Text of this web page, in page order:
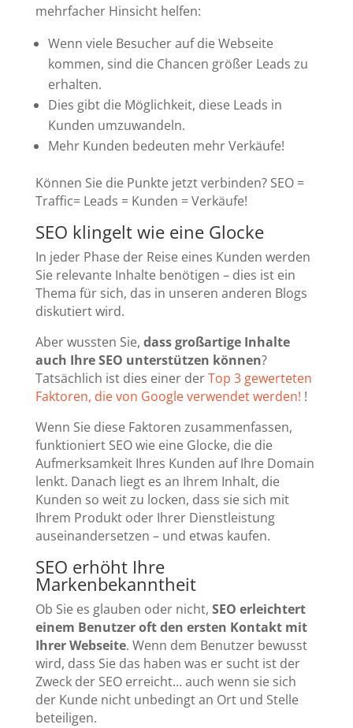
mehrfacher Hinsicht helfen:
Wenn viele Besucher auf die Webseite
kommen, sind die Chancen größer Leads zu
erhalten.
Dies gibt die Möglichkeit, diese Leads in
Kunden umzuwandeln.
Mehr Kunden bedeuten mehr Verkäufe!
Können Sie die Punkte jetzt verbinden? SEO =
Traffic= Leads = Kunden = Verkäufe!
SEO klingelt wie eine Glocke
In jeder Phase der Reise eines Kunden werden
Sie relevante Inhalte benötigen – dies ist ein
Thema für sich, das in unseren anderen Blogs
diskutiert wird.
Aber wussten Sie, dass großartige Inhalte
auch Ihre SEO unterstützen können?
Tatsächlich ist dies einer derTop 3 gewerteten
Faktoren, die von Google verwendet werden! !
Wenn Sie diese Faktoren zusammenfassen,
funktioniert SEO wie eine Glocke, die die
Aufmerksamkeit Ihres Kunden auf Ihre Domain
lenkt. Danach liegt es an Ihrem Inhalt, die
Kunden so weit zu locken, dass sie sich mit
Ihrem Produkt oder Ihrer Dienstleistung
auseinandersetzen – und etwas kaufen.
SEO erhöht Ihre
Markenbekanntheit
Ob Sie es glauben oder nicht, SEO erleichtert
einem Benutzer oft den ersten Kontakt mit
Ihrer Webseite. Wenn dem Benutzer bewusst
wird, dass Sie das haben was er sucht ist der
Zweck der SEO erreicht… auch wenn sie sich
der Kunde nicht unbedingt an Ort und Stelle
beteiligen.